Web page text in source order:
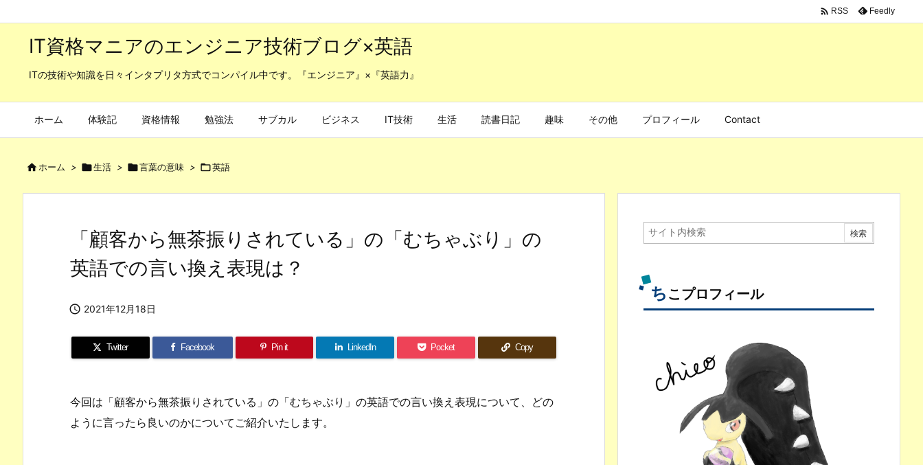
IT資格マニアのエンジニア技術ブログ×英語
ITの技術や知識を日々インタプリタ方式でコンパイル中です。『エンジニア』×『英語力』
ホーム 体験記 資格情報 勉強法 サブカル ビジネス IT技術 生活 読書日記 趣味 その他 プロフィール Contact
 RSS Feedly
ホーム > 生活 > 言葉の意味 > 英語
「顧客から無茶振りされている」の「むちゃぶり」の
英語での言い換え表現は？
 2021年12月18日
Twitter Facebook Pin it LinkedIn Pocket Copy
今回は「顧客から無茶振りされている」の「むちゃぶり」の英語での言い換え表現について、どの
ように言ったら良いのかについてご紹介いたします。
ち こプロフィール